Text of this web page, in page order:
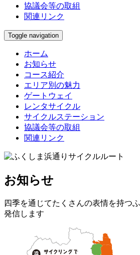
協議会等の取組
関連リンク
Toggle navigation
ホーム
お知らせ
コース紹介
エリア別の魅力
ゲートウェイ
レンタサイクル
サイクルステーション
協議会等の取組
関連リンク
お知らせ
四季を通じてたくさんの表情を持つ
発信します